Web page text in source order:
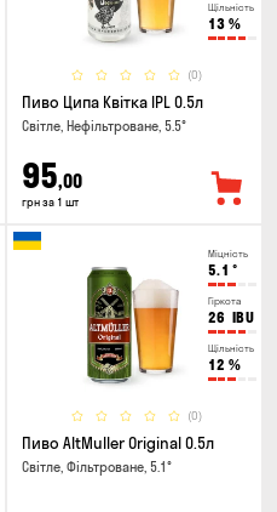
Щільність
13 %
(0)
Пиво Ципа Квітка IPL 0.5л
Світле, Нефільтроване, 5.5°
95,00
грн за 1 шт
Міцність
5.1 °
Гіркота
26 IBU
Щільність
12 %
(0)
Пиво AltMuller Original 0.5л
Світле, Фільтроване, 5.1°